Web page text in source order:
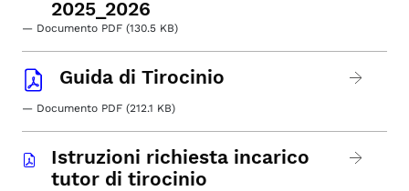
2025_2026
— Documento PDF (130.5 KB)
Guida di Tirocinio
— Documento PDF (212.1 KB)
Istruzioni richiesta incarico
tutor di tirocinio